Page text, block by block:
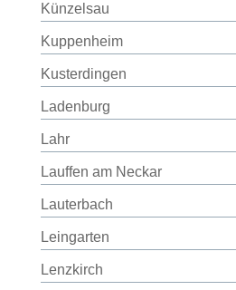
Künzelsau
Kuppenheim
Kusterdingen
Ladenburg
Lahr
Lauffen am Neckar
Lauterbach
Leingarten
Lenzkirch